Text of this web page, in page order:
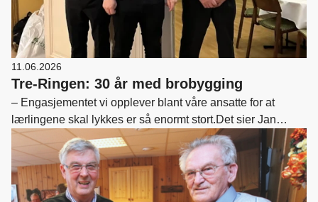
11.06.2026
Tre-Ringen: 30 år med brobygging
– Engasjementet vi opplever blant våre ansatte for at
lærlingene skal lykkes er så enormt stort.Det sier Jan
Larsen, daglig leder for opplæringskontoret Tre-Ringen.